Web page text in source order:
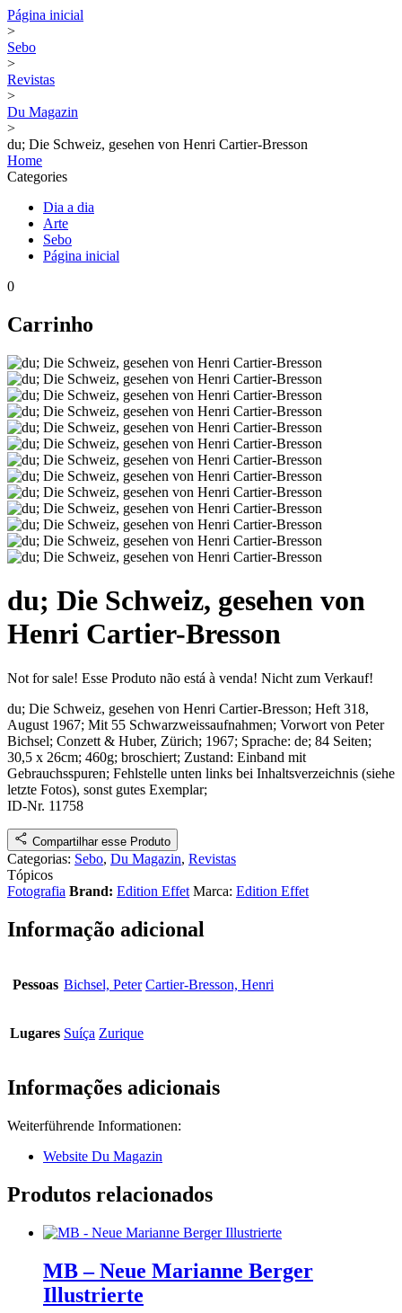
Página inicial
>
Sebo
>
Revistas
>
Du Magazin
>
du; Die Schweiz, gesehen von Henri Cartier-Bresson
Home
Categories
Dia a dia
Arte
Sebo
Página inicial
0
Carrinho
du; Die Schweiz, gesehen von
Henri Cartier-Bresson
Not for sale! Esse Produto não está à venda! Nicht zum Verkauf!
du; Die Schweiz, gesehen von Henri Cartier-Bresson; Heft 318,
August 1967; Mit 55 Schwarzweissaufnahmen; Vorwort von Peter
Bichsel; Conzett & Huber, Zürich; 1967; Sprache: de; 84 Seiten;
30,5 x 26cm; 460g; broschiert; Zustand: Einband mit
Gebrauchsspuren; Fehlstelle unten links bei Inhaltsverzeichnis (siehe
letzte Fotos), sonst gutes Exemplar;
ID-Nr. 11758
Compartilhar esse Produto
Categorias: Sebo, Du Magazin, Revistas
Tópicos
Fotografia Brand: Edition Effet Marca: Edition Effet
Informação adicional
Pessoas Bichsel, Peter Cartier-Bresson, Henri
Lugares Suíça Zurique
Informações adicionais
Weiterführende Informationen:
Website Du Magazin
Produtos relacionados
MB – Neue Marianne Berger
Illustrierte